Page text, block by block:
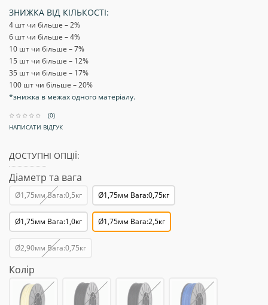
ЗНИЖКА ВІД КІЛЬКОСТІ:
4 шт чи більше – 2%
6 шт чи більше – 4%
10 шт чи більше – 7%
15 шт чи більше – 12%
35 шт чи більше – 17%
100 шт чи більше – 20%
*знижка в межах одного матеріалу.
(0)
НАПИСАТИ ВІДГУК
ДОСТУПНІ ОПЦІЇ:
Діаметр та вага
Ø1,75мм Вага:0,5кг Ø1,75мм Вага:0,75кг
Ø1,75мм Вага:1,0кг Ø1,75мм Вага:2,5кг
Ø2,90мм Вага:0,75кг
Колір